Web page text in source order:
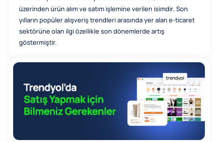
üzerinden ürün alım ve satım işlemine verilen isimdir. Son
yılların popüler alışveriş trendleri arasında yer alan e-ticaret
sektörüne olan ilgi özellikle son dönemlerde artış
göstermiştir.